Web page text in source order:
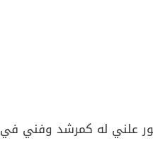
علني له كمرشد وفني في